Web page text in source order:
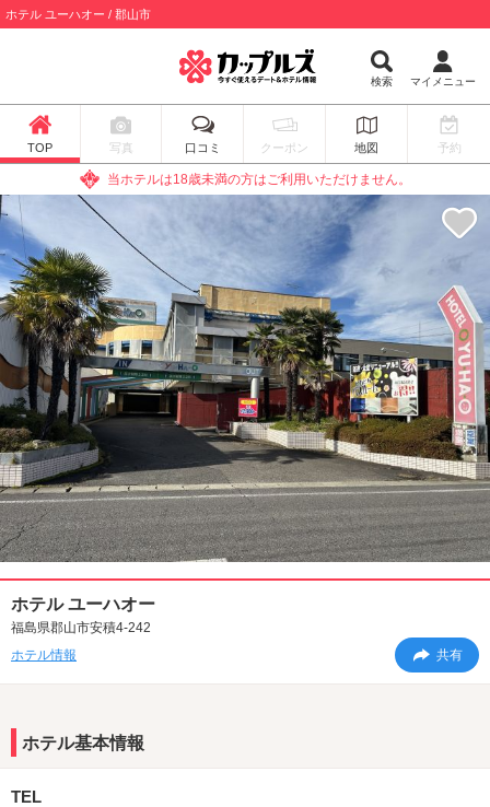
ホテル ユーハオー / 郡山市
検索 マイメニュー
TOP 写真 口コミ クーポン 地図 予約
当ホテルは18歳未満の方はご利用いただけません。
ホテル ユーハオー
福島県郡山市安積4-242
ホテル情報
共有
ホテル基本情報
TEL